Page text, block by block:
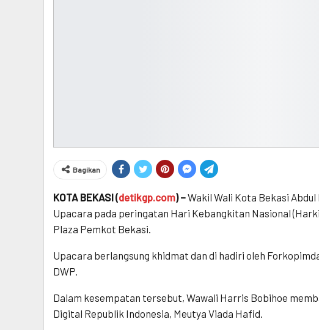
Bagikan
KOTA BEKASI (detikgp.com) –Wakil Wali Kota Bekasi
Upacara pada peringatan Hari Kebangkitan Nasional
Plaza Pemkot Bekasi.
Upacara berlangsung khidmat dan di hadiri oleh
DWP.
Dalam kesempatan tersebut, Wawali Harris Bobihoe
Digital Republik Indonesia, Meutya Viada Hafid.